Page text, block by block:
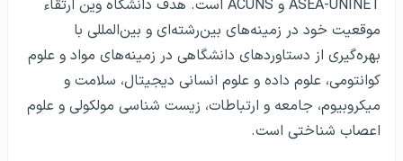
ASEA-UNINET و ACUNS است. هدف دانشگاه وین ارتقاء
موقعیت خود در زمینه‌های بین‌رشته‌ای و بین‌المللی با
بهره‌گیری از دستاوردهای دانشگاهی در زمینه‌های مواد و علوم
کوانتومی، علوم داده و علوم انسانی دیجیتال، سلامت و
میکروبیوم، جامعه و ارتباطات، زیست شناسی مولکولی و علوم
اعصاب شناختی است.